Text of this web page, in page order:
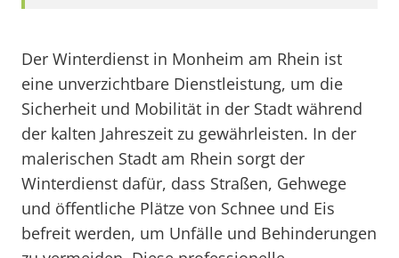
Der Winterdienst in Monheim am Rhein ist
eine unverzichtbare Dienstleistung, um die
Sicherheit und Mobilität in der Stadt während
der kalten Jahreszeit zu gewährleisten. In der
malerischen Stadt am Rhein sorgt der
Winterdienst dafür, dass Straßen, Gehwege
und öffentliche Plätze von Schnee und Eis
befreit werden, um Unfälle und Behinderungen